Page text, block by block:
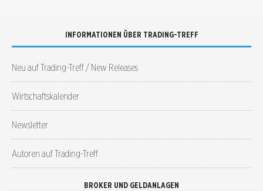
INFORMATIONEN ÜBER TRADING-TREFF
Neu auf Trading-Treff / New Releases
Wirtschaftskalender
Newsletter
Autoren auf Trading-Treff
BROKER UND GELDANLAGEN